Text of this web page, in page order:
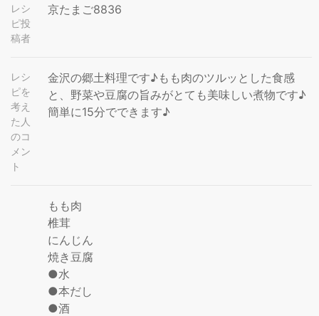
レシ
ピ投
稿者
京たまご8836
レシ
ピを
考え
た人
のコ
メン
ト
金沢の郷土料理です♪もも肉のツルッとした食感
と、野菜や豆腐の旨みがとても美味しい煮物です♪
簡単に15分でできます♪
もも肉
椎茸
にんじん
焼き豆腐
●水
●本だし
●酒